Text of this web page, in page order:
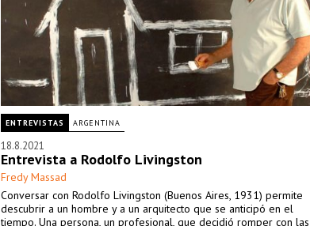
ENTREVISTAS ARGENTINA
18.8.2021
Entrevista a Rodolfo Livingston
Fredy Massad
Conversar con Rodolfo Livingston (Buenos Aires, 1931) permite
descubrir a un hombre y a un arquitecto que se anticipó en el
tiempo. Una persona, un profesional, que decidió romper con las